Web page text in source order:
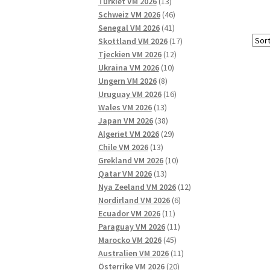
produkter
Schweiz VM 2026 4646
produkter
Senegal VM 2026 4141
produkter
Skottland VM 2026 1717
Tjeckien VM 2026 1212
produkter
Ukraina VM 2026 1010
Ungern VM 2026 88
produkter
Uruguay VM 2026 1616
Wales VM 2026 1313
produkter
Japan VM 2026 3838
produkter
Algeriet VM 2026 2929
Chile VM 2026 1313
produkter
Grekland VM 2026 1010
Qatar VM 2026 1313
produkter
Nya Zeeland VM 2026 1212
Nordirland VM 2026 66
Ecuador VM 2026 1111
produkter
Paraguay VM 2026 1111
Marocko VM 2026 4545
produkter
Australien VM 2026 1111
Österrike VM 2026 2020